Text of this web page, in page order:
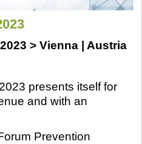
> Vienna | Austria
presents itself for
and with an
Prevention